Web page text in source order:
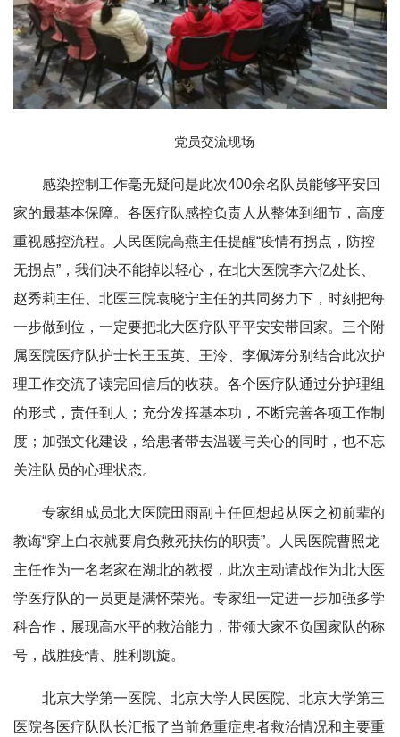
党员交流现场
感染控制工作毫无疑问是此次400余名队员能够平安回
家的最基本保障。各医疗队感控负责人从整体到细节，高度
重视感控流程。人民医院高燕主任提醒“疫情有拐点，防控
无拐点”，我们决不能掉以轻心，在北大医院李六亿处长、
赵秀莉主任、北医三院袁晓宁主任的共同努力下，时刻把每
一步做到位，一定要把北大医疗队平平安安带回家。三个附
属医院医疗队护士长王玉英、王泠、李佩涛分别结合此次护
理工作交流了读完回信后的收获。各个医疗队通过分护理组
的形式，责任到人；充分发挥基本功，不断完善各项工作制
度；加强文化建设，给患者带去温暖与关心的同时，也不忘
关注队员的心理状态。
专家组成员北大医院田雨副主任回想起从医之初前辈的
教诲“穿上白衣就要肩负救死扶伤的职责”。人民医院曹照龙
主任作为一名老家在湖北的教授，此次主动请战作为北大医
学医疗队的一员更是满怀荣光。专家组一定进一步加强多学
科合作，展现高水平的救治能力，带领大家不负国家队的称
号，战胜疫情、胜利凯旋。
北京大学第一医院、北京大学人民医院、北京大学第三
医院各医疗队队长汇报了当前危重症患者救治情况和主要重